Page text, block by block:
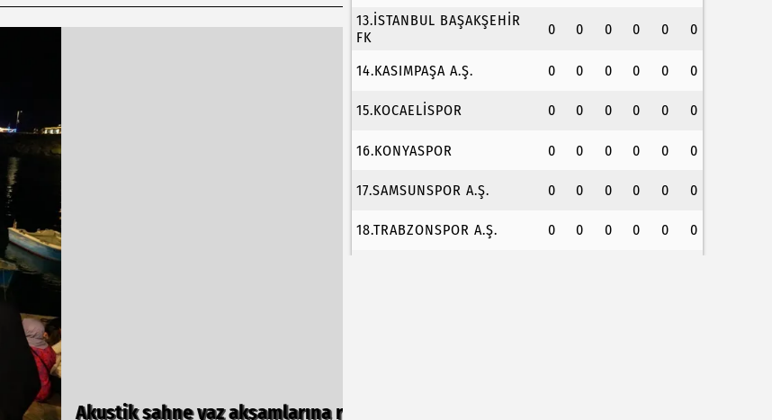
13.İSTANBUL BAŞAKŞEHİR
FK
0 0 0 0 0 0
14.KASIMPAŞA A.Ş. 0 0 0 0 0 0
15.KOCAELİSPOR 0 0 0 0 0 0
16.KONYASPOR 0 0 0 0 0 0
17.SAMSUNSPOR A.Ş. 0 0 0 0 0 0
18.TRABZONSPOR A.Ş. 0 0 0 0 0 0